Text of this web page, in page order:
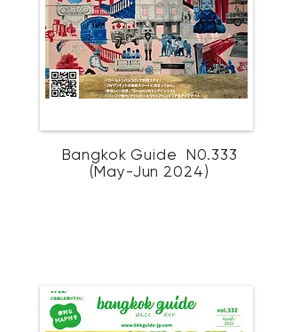
Bangkok Guide N0.333
(May-Jun 2024)